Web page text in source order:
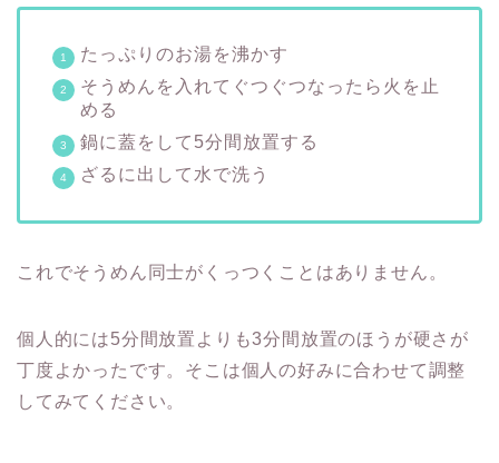
たっぷりのお湯を沸かす
そうめんを入れてぐつぐつなったら火を止
める
鍋に蓋をして5分間放置する
ざるに出して水で洗う
これでそうめん同士がくっつくことはありません。
個人的には5分間放置よりも3分間放置のほうが硬さが
丁度よかったです。そこは個人の好みに合わせて調整
してみてください。